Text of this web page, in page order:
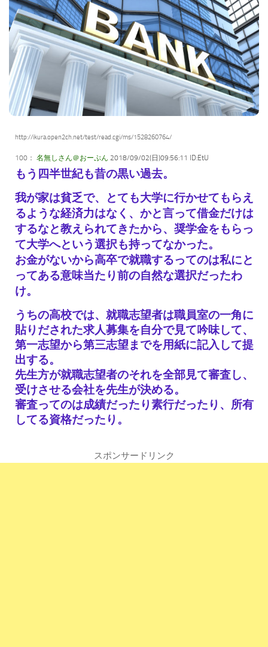
http://ikura.open2ch.net/test/read.cgi/ms/1528260764/
100： 名無しさん＠おーぷん 2018/09/02(日)09:56:11 ID:EtU
もう四半世紀も昔の黒い過去。
我が家は貧乏で、とても大学に行かせてもらえ
るような経済力はなく、 かと言って借金だけは
するなと教えられてきたから、奨学金をもらっ
て大学へという選択も持ってなかった。
お金がないから高卒で就職するってのは私にと
ってある意味当たり前の自然な選択だったわ
け。
うちの高校では、就職志望者は職員室の一角に
貼りだされた求人募集を自分で見て吟味して、
第一志望から第三志望までを用紙に記入して提
出する。
先生方が就職志望者のそれを全部見て審査し、
受けさせる会社を先生が決める。
審査ってのは成績だったり素行だったり、所有
してる資格だったり。
スポンサードリンク